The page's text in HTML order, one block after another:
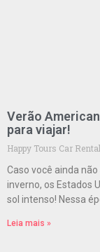
Verão
para viajar!
Happy Tours Car Rental
Caso você ainda
inverno, os Estados
sol intenso! Nessa
Leia mais »